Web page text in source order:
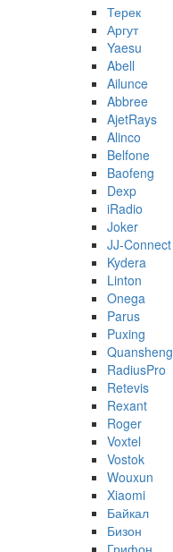
Терек
Аргут
Yaesu
Abell
Ailunce
Abbree
AjetRays
Alinco
Belfone
Baofeng
Dexp
iRadio
Joker
JJ-Connect
Kydera
Linton
Onega
Parus
Puxing
Quansheng
RadiusPro
Retevis
Rexant
Roger
Voxtel
Vostok
Wouxun
Xiaomi
Байкал
Бизон
Грифон